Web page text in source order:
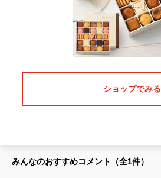
ショップでみる
みんなのおすすめコメント（全1件）